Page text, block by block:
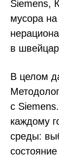
Siemens,
мусора на
в
В целом
с
каждому
среды: